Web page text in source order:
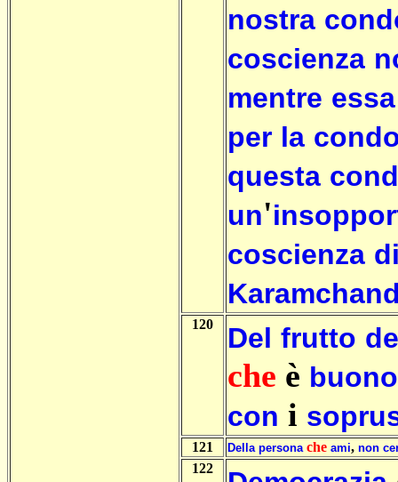
nostra
coscienza
mentre essa
per la
questa
un'
coscienza
120 Del frutto
che è buono
con i
121 Della persona che ami, non
122